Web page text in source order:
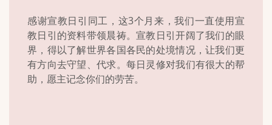
感谢宣教日引同工，这3个月来，我们一直使用宣
教日引的资料带领晨祷。宣教日引开阔了我们的眼
界，得以了解世界各国各民的处境情况，让我们更
有方向去守望、代求。每日灵修对我们有很大的帮
助，愿主记念你们的劳苦。